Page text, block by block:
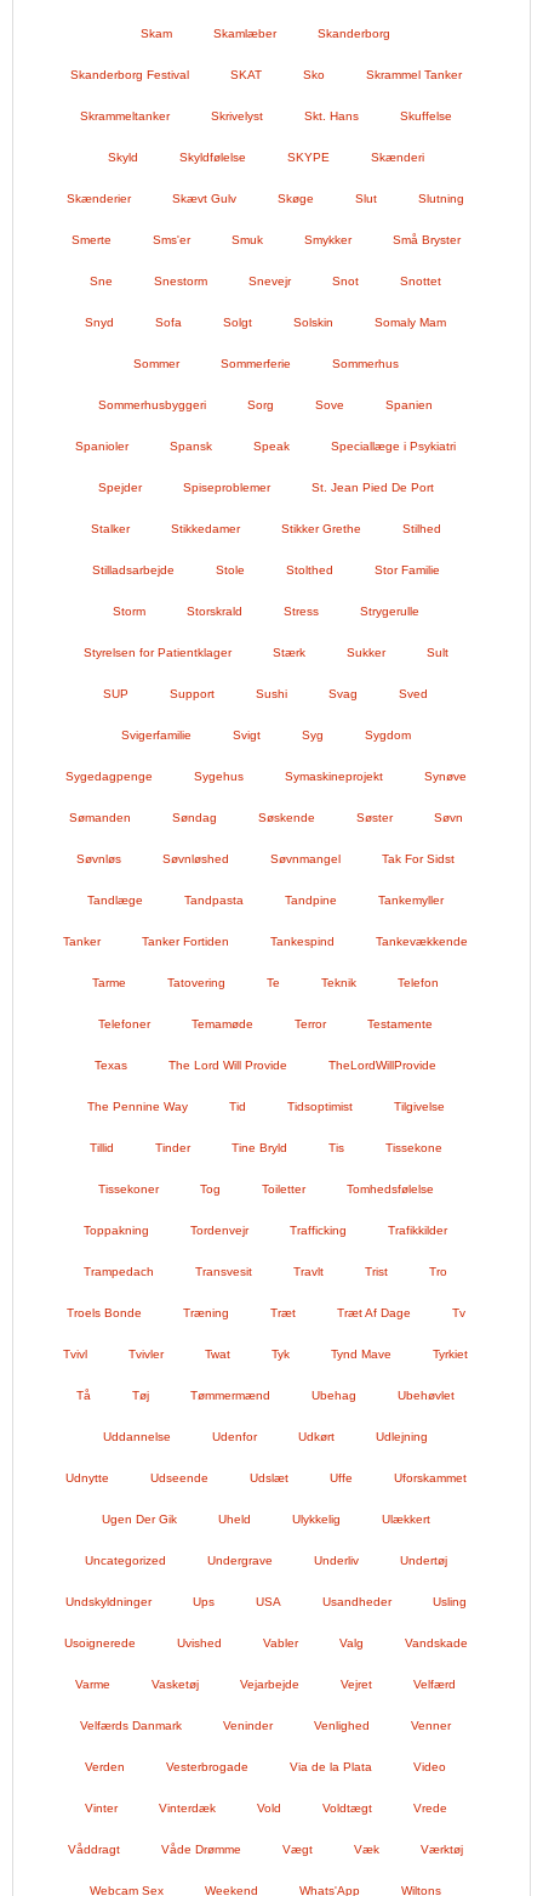
Skam Skamlæber Skanderborg
Skanderborg Festival SKAT Sko Skrammel Tanker
Skrammeltanker Skrivelyst Skt. Hans Skuffelse
Skyld Skyldfølelse SKYPE Skænderi
Skænderier Skævt Gulv Skøge Slut Slutning
Smerte Sms'er Smuk Smykker Små Bryster
Sne Snestorm Snevejr Snot Snottet
Snyd Sofa Solgt Solskin Somaly Mam
Sommer Sommerferie Sommerhus
Sommerhusbyggeri Sorg Sove Spanien
Spanioler Spansk Speak Speciallæge i Psykiatri
Spejder Spiseproblemer St. Jean Pied De Port
Stalker Stikkedamer Stikker Grethe Stilhed
Stilladsarbejde Stole Stolthed Stor Familie
Storm Storskrald Stress Strygerulle
Styrelsen for Patientklager Stærk Sukker Sult
SUP Support Sushi Svag Sved
Svigerfamilie Svigt Syg Sygdom
Sygedagpenge Sygehus Symaskineprojekt Synøve
Sømanden Søndag Søskende Søster Søvn
Søvnløs Søvnløshed Søvnmangel Tak For Sidst
Tandlæge Tandpasta Tandpine Tankemyller
Tanker Tanker Fortiden Tankespind Tankevækkende
Tarme Tatovering Te Teknik Telefon
Telefoner Temamøde Terror Testamente
Texas The Lord Will Provide TheLordWillProvide
The Pennine Way Tid Tidsoptimist Tilgivelse
Tillid Tinder Tine Bryld Tis Tissekone
Tissekoner Tog Toiletter Tomhedsfølelse
Toppakning Tordenvejr Trafficking Trafikkilder
Trampedach Transvesit Travlt Trist Tro
Troels Bonde Træning Træt Træt Af Dage Tv
Tvivl Tvivler Twat Tyk Tynd Mave Tyrkiet
Tå Tøj Tømmermænd Ubehag Ubehøvlet
Uddannelse Udenfor Udkørt Udlejning
Udnytte Udseende Udslæt Uffe Uforskammet
Ugen Der Gik Uheld Ulykkelig Ulækkert
Uncategorized Undergrave Underliv Undertøj
Undskyldninger Ups USA Usandheder Usling
Usoignerede Uvished Vabler Valg Vandskade
Varme Vasketøj Vejarbejde Vejret Velfærd
Velfærds Danmark Veninder Venlighed Venner
Verden Vesterbrogade Via de la Plata Video
Vinter Vinterdæk Vold Voldtægt Vrede
Våddragt Våde Drømme Vægt Væk Værktøj
Webcam Sex Weekend Whats'App Wiltons